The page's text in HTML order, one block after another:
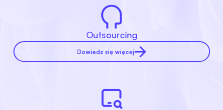
Outsourcing
Dowiedz się więcej